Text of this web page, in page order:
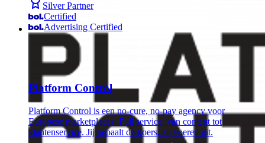
Silver Partner
Certified
Advertising Certified
Platform Control
Platform Control is een no-cure, no-pay agency voor
Europese marketplaces. Full service: van content tot
klantenservice. Jij bepaalt de koers, zij voeren uit.